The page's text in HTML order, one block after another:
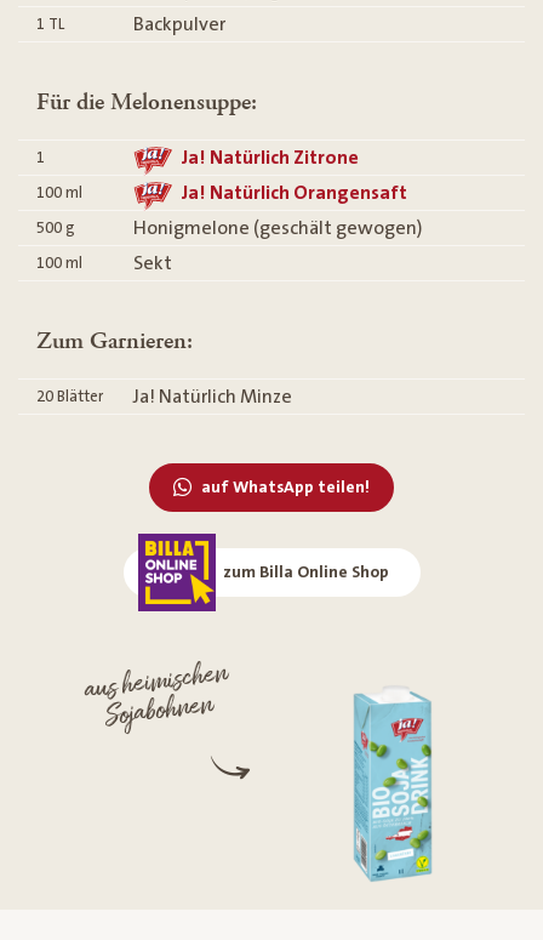
1 TL Backpulver
Für die Melonensuppe:
1 Ja! Natürlich Zitrone
100 ml Ja! Natürlich Orangensaft
500 g Honigmelone (geschält gewogen)
100 ml Sekt
Zum Garnieren:
20 Blätter Ja! Natürlich Minze
auf WhatsApp teilen!
zum Billa Online Shop
aus heimischen
Sojabohnen